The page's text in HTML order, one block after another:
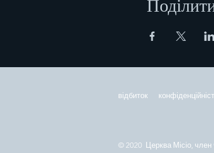
відбиток
© 2020 Церква Місіо, член